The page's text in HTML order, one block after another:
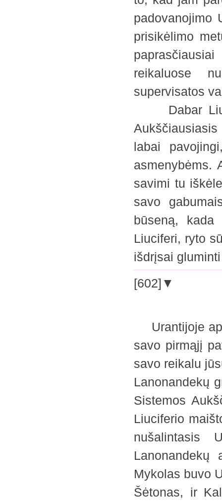
padovanojimo
prisikėlimo
reikaluose
supervisatos
Dabar
labai
asmenybėms.
savimi tu
savo
būseną,
Liuciferi, ryto
išdrįsai
[602]▼
Urantijoje
savo pirmąjį
savo reikalu
Lanonandekų
Sistemos
Liuciferio
nušalintasis
Lanonandekų
Mykolas buvo
Šėtonas, ir